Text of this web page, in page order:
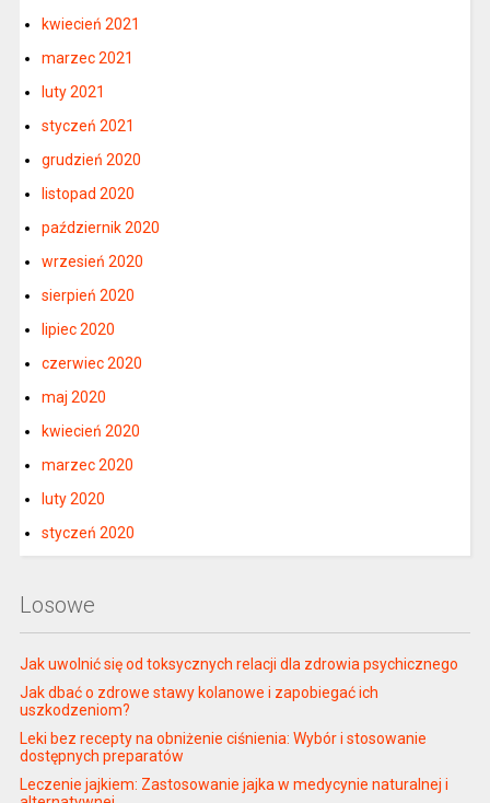
kwiecień 2021
marzec 2021
luty 2021
styczeń 2021
grudzień 2020
listopad 2020
październik 2020
wrzesień 2020
sierpień 2020
lipiec 2020
czerwiec 2020
maj 2020
kwiecień 2020
marzec 2020
luty 2020
styczeń 2020
Losowe
Jak uwolnić się od toksycznych relacji dla zdrowia psychicznego
Jak dbać o zdrowe stawy kolanowe i zapobiegać ich
uszkodzeniom?
Leki bez recepty na obniżenie ciśnienia: Wybór i stosowanie
dostępnych preparatów
Leczenie jajkiem: Zastosowanie jajka w medycynie naturalnej i